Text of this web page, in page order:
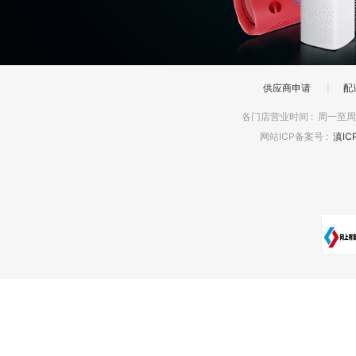
供应商申请 配
各门店营业时间 : 周一至
网站ICP备案号 : 滇